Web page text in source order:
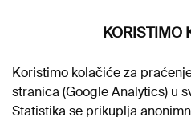
KORISTIMO
Koristimo kolačiće za
stranica (Google Analytics) u
Statistika se prikuplja